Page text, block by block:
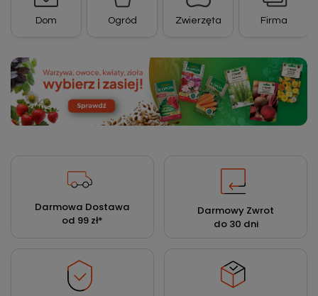
Firma
Dom Ogród Zwierzęta
Darmowa Dostawa
od 99 zł*
Darmowy Zwrot
do 30 dni